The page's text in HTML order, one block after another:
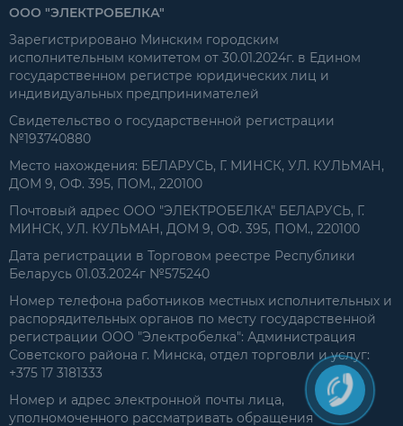
ООО "ЭЛЕКТРОБЕЛКА"
Зарегистрировано Минским городским
исполнительным комитетом от 30.01.2024г. в Едином
государственном регистре юридических лиц и
индивидуальных предпринимателей
Свидетельство о государственной регистрации
№193740880
Место нахождения: БЕЛАРУСЬ, Г. МИНСК, УЛ. КУЛЬМАН,
ДОМ 9, ОФ. 395, ПОМ., 220100
Почтовый адрес ООО "ЭЛЕКТРОБЕЛКА" БЕЛАРУСЬ, Г.
МИНСК, УЛ. КУЛЬМАН, ДОМ 9, ОФ. 395, ПОМ., 220100
Дата регистрации в Торговом реестре Республики
Беларусь 01.03.2024г №575240
Номер телефона работников местных исполнительных и
распорядительных органов по месту государственной
регистрации ООО "Электробелка": Администрация
Советского района г. Минска, отдел торговли и услуг:
+375 17 3181333
Номер и адрес электронной почты лица,
уполномоченного рассматривать обращения